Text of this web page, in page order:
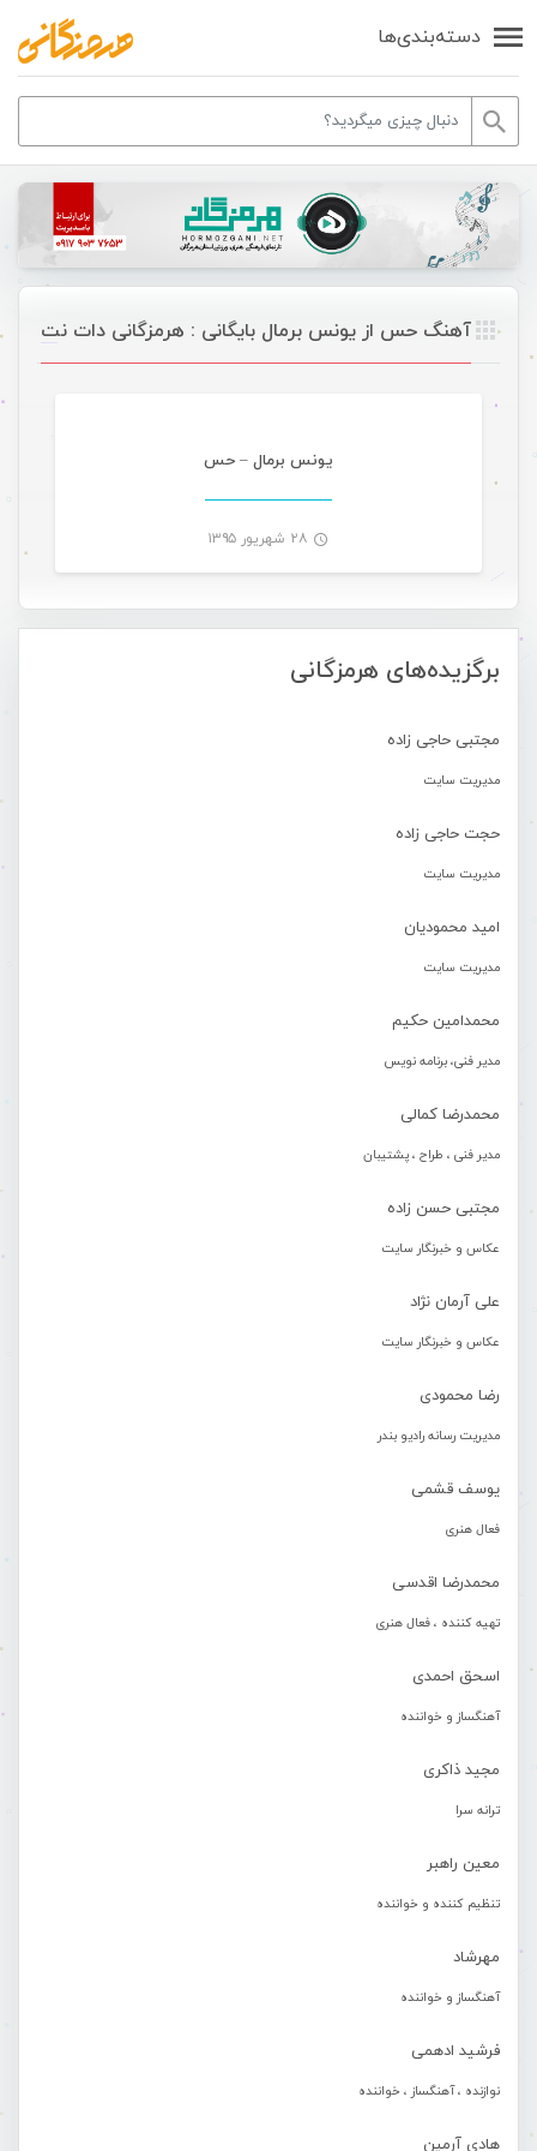
دسته‌بندی‌ها
برگزیده‌های هرمزگانی
مجتبی حاجی زاده
مدیریت سایت
حجت حاجی زاده
مدیریت سایت
امید محمودیان
مدیریت سایت
محمدامین حکیم
مدیر فنی، برنامه نویس
محمدرضا کمالی
مدیر فنی ، طراح ، پشتیبان
مجتبی حسن زاده
عکاس و خبرنگار سایت
علی آرمان نژاد
عکاس و خبرنگار سایت
رضا محمودی
مدیریت رسانه رادیو بندر
یوسف قشمی
فعال هنری
محمدرضا اقدسی
تهیه کننده ، فعال هنری
اسحق احمدی
آهنگساز و خواننده
مجید ذاکری
ترانه سرا
معین راهبر
تنظیم کننده و خواننده
مهرشاد
آهنگساز و خواننده
فرشید ادهمی
نوازنده ، آهنگساز ، خواننده
هادی آرمین
آهنگ حس از یونس برمال بایگانی : هرمزگانی دات نت
یونس برمال – حس
۲۸ شهریور ۱۳۹۵